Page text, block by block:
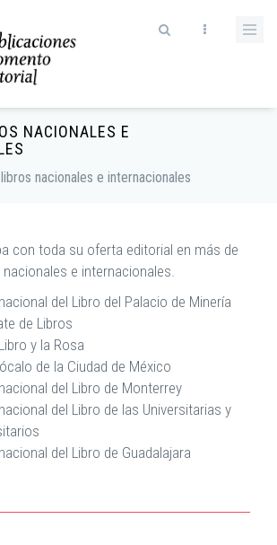
NACIONALES E
nacionales e internacionales
con toda su oferta editorial en más de
e internacionales.
del Libro del Palacio de Minería
de Libros
y la Rosa
de la Ciudad de México
del Libro de Monterrey
del Libro de las Universitarias y
del Libro de Guadalajara